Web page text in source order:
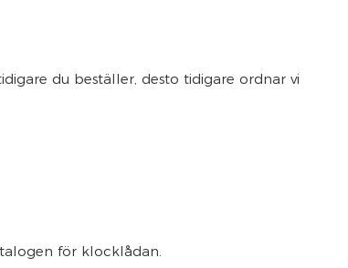
du beställer, desto tidigare ordnar vi
för klocklådan.